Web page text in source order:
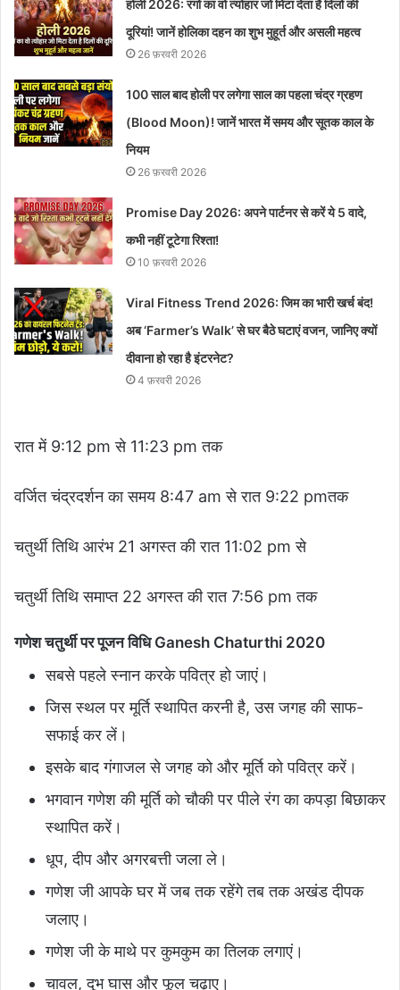
होली 2026: रंगों का वो त्योहार जो मिटा देता है दिलों की
दूरियां! जानें होलिका दहन का शुभ मुहूर्त और असली महत्व
26 फ़रवरी 2026
100 साल बाद होली पर लगेगा साल का पहला चंद्र ग्रहण
(Blood Moon)! जानें भारत में समय और सूतक काल के
नियम
26 फ़रवरी 2026
Promise Day 2026: अपने पार्टनर से करें ये 5 वादे,
कभी नहीं टूटेगा रिश्ता!
10 फ़रवरी 2026
Viral Fitness Trend 2026: जिम का भारी खर्च बंद!
अब ‘Farmer’s Walk’ से घर बैठे घटाएं वजन, जानिए क्यों
दीवाना हो रहा है इंटरनेट?
4 फ़रवरी 2026
रात में 9:12 pm से 11:23 pm तक
वर्जित चंद्रदर्शन का समय 8:47 am से रात 9:22 pmतक
चतुर्थी तिथि आरंभ 21 अगस्त की रात 11:02 pm से
चतुर्थी तिथि समाप्त 22 अगस्त की रात 7:56 pm तक
गणेश चतुर्थी पर पूजन विधि Ganesh Chaturthi 2020
सबसे पहले स्नान करके पवित्र हो जाएं।
जिस स्थल पर मूर्ति स्थापित करनी है, उस जगह की साफ-
सफाई कर लें।
इसके बाद गंगाजल से जगह को और मूर्ति को पवित्र करें।
भगवान गणेश की मूर्ति को चौकी पर पीले रंग का कपड़ा बिछाकर
स्थापित करें।
धूप, दीप और अगरबत्ती जला ले।
गणेश जी आपके घर में जब तक रहेंगे तब तक अखंड दीपक
जलाए।
गणेश जी के माथे पर कुमकुम का तिलक लगाएं।
चावल, दूभ घास और फूल चढ़ाए।